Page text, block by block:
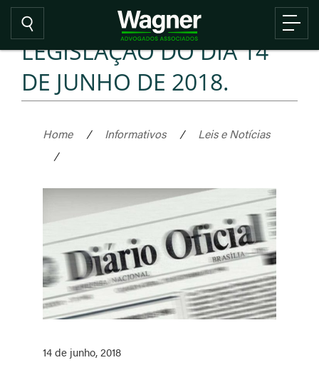
LEGISLAÇÃO DO DIA 14
DE JUNHO DE 2018.
Home / Informativos /
Leis e Notícias
/
14 de junho, 2018